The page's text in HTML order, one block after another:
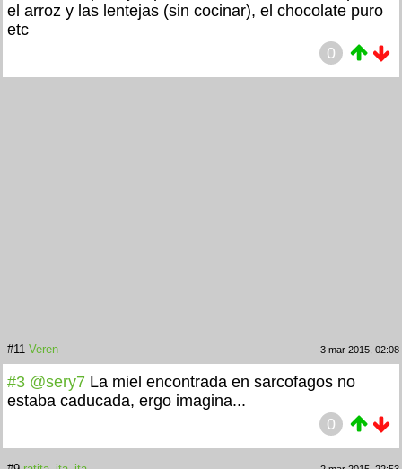
el arroz y las lentejas (sin cocinar), el chocolate puro
etc
0
#11 Veren 3 mar 2015, 02:08
#3 @sery7 La miel encontrada en sarcofagos no
estaba caducada, ergo imagina...
0